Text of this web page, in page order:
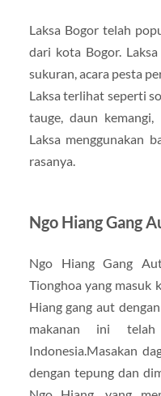
Laksa Bogor telah
dari kota Bogor.
sukuran, acara pesta
Laksa terlihat seperti
tauge, daun
Laksa menggunakan
rasanya.
Ngo Hiang Gang
Ngo Hiang Gang
Tionghoa yang masuk
Hiang gang aut
makanan ini
Indonesia.Masakan
dengan tepung dan